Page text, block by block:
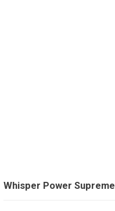
Whisper Power